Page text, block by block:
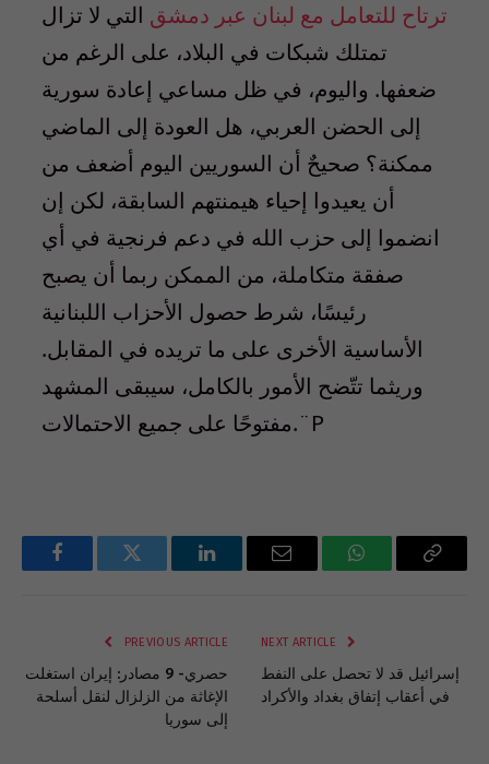
ترتاح للتعامل مع لبنان عبر دمشق التي لا تزال
تمتلك شبكات في البلاد، على الرغم من
ضعفها. واليوم، في ظل مساعي إعادة سورية
إلى الحضن العربي، هل العودة إلى الماضي
ممكنة؟ صحيحٌ أن السوريين اليوم أضعف من
أن يعيدوا إحياء هيمنتهم السابقة، لكن إن
انضموا إلى حزب الله في دعم فرنجية في أي
صفقة متكاملة، من الممكن ربما أن يصبح
رئيسًا، شرط حصول الأحزاب اللبنانية
الأساسية الأخرى على ما تريده في المقابل.
وريثما تتّضح الأمور بالكامل، سيبقى المشهد
مفتوحًا على جميع الاحتمالات.¨P
FacebookTwitter LinkedInEmail WhatsAppCopy
PREVIOUS ARTICLE
حصري- 9 مصادر: إيران استغلت
الإغاثة من الزلزال لنقل أسلحة
إلى سوريا
NEXT ARTICLE
إسرائيل قد لا تحصل على النفط
في أعقاب إتفاق بغداد والأكراد